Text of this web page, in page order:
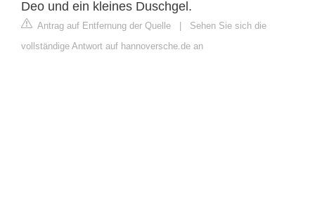
Deo und ein kleines Duschgel.
Antrag auf Entfernung der Quelle | Sehen Sie sich die
vollständige Antwort auf hannoversche.de an